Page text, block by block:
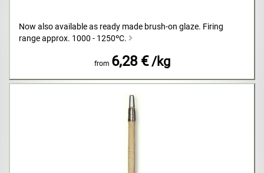
Now also available as ready made brush-on glaze. Firing
range approx. 1000 - 1250ºC.
from 6,28 € /kg